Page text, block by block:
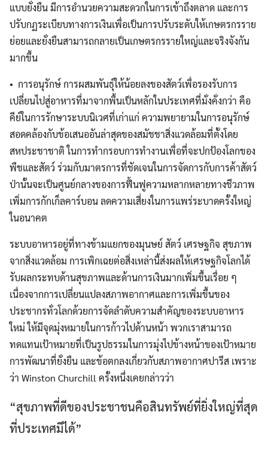
แบบยั่งยืน มีการอำนวยความสะดวกในการเข้าถึงตลาด และการ
ปรับกฏระเบียบทางการเงินเพื่อเป็นการปรับระดับให้เกษตรกรราย
ย่อยและยั่งยืนสามารถกลายเป็นเกษตรกรรายใหญ่และจริงจังกัน
มากขึ้น
• การอนุรักษ์ การผสมพันธุ์ให้น้อยลงของสัตว์เพื่อรองรับการ
เปลี่ยนไปสู่อาหารที่มาจากพื้นเป็นหลักในประเทศที่มั่งคั่งกว่า คือ
คีย์ในการรักษาระบบนิเวศที่เก่าแก่ ความพยายามในการอนุรักษ์
สอดคล้องกับข้อเสนออันล่าสุดของสมัชชาสิ่งแวดล้อมที่ตั้งโดย
สหประชาชาติ ในการทำกรอบการทำงานเพื่อที่จะปกป้องโลกของ
พืชและสัตว์ ร่วมกับมาตรการที่ชัดเจนในการจัดการกับการค้าสัตว์
ป่านั้นจะเป็นศูนย์กลางของการฟื้นฟูความหลากหลายทางชีวภาพ
เพิ่มการกักเก็ลคาร์บอน ลดความเสี่ยงในการแพร่ระบาดครั้งใหญ่
ในอนาคต
ระบบอาหารอยู่ที่ทางข้ามแยกของมุนษย์ สัตว์ เศรษฐกิจ สุขภาพ
จากสิ่งแวดล้อม การเพิกเฉยต่อสิ่งเหล่านี้ส่งผลให้เศรษฐกิจโลกได้
รับผลกระทบด้านสุขภาพและด้านการเงินมากเพิ่มขึ้นเรื่อย ๆ
เนื่องจากการเปลี่ยนแปลงสภาพอากาศและการเพิ่มขึ้นของ
ประชากรทั่วโลกด้วยการจัดลำดับความสำคัญของระบบอาหาร
ใหม่ ให้มีจุดมุ่งหมายในการก้าวไปด้านหน้า พวกเราสามารถ
ทดแทนเป้าหมายที่เป็นรูปธรรมในการมุ่งไปข้างหน้าของเป้าหมาย
การพัฒนาที่ยั่งยืน และข้อตกลงเกี่ยวกับสภาพอากาศปารีส เพราะ
ว่า Winston Churchill ครั้งหนึ่งเคยกล่าวว่า
“สุขภาพที่ดีของประชาชนคือสินทรัพย์ที่ยิ่งใหญ่ที่สุด
ที่ประเทศมีได้”